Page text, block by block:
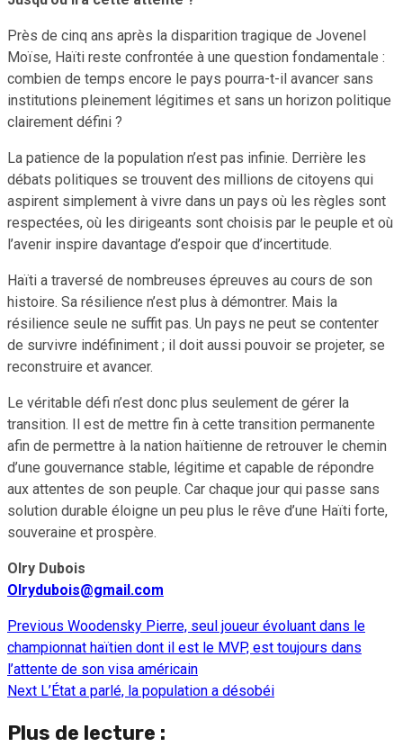
Près de cinq ans après la disparition tragique de Jovenel
Moïse, Haïti reste confrontée à une question fondamentale :
combien de temps encore le pays pourra-t-il avancer sans
institutions pleinement légitimes et sans un horizon politique
clairement défini ?
La patience de la population n’est pas infinie. Derrière les
débats politiques se trouvent des millions de citoyens qui
aspirent simplement à vivre dans un pays où les règles sont
respectées, où les dirigeants sont choisis par le peuple et où
l’avenir inspire davantage d’espoir que d’incertitude.
Haïti a traversé de nombreuses épreuves au cours de son
histoire. Sa résilience n’est plus à démontrer. Mais la
résilience seule ne suffit pas. Un pays ne peut se contenter
de survivre indéfiniment ; il doit aussi pouvoir se projeter, se
reconstruire et avancer.
Le véritable défi n’est donc plus seulement de gérer la
transition. Il est de mettre fin à cette transition permanente
afin de permettre à la nation haïtienne de retrouver le chemin
d’une gouvernance stable, légitime et capable de répondre
aux attentes de son peuple. Car chaque jour qui passe sans
solution durable éloigne un peu plus le rêve d’une Haïti forte,
souveraine et prospère.
Olry Dubois
Olrydubois@gmail.com
Continue
Reading
Previous Woodensky Pierre, seul joueur évoluant dans le
championnat haïtien dont il est le MVP, est toujours dans
l’attente de son visa américain
Next L’État a parlé, la population a désobéi
Plus de lecture :